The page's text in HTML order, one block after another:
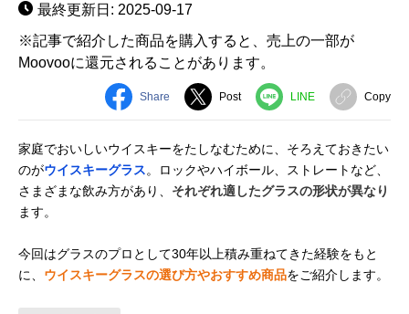
最終更新日: 2025-09-17
※記事で紹介した商品を購入すると、売上の一部が
Moovooに還元されることがあります。
Share Post LINE Copy
家庭でおいしいウイスキーをたしなむために、そろえておきたい
のがウイスキーグラス。ロックやハイボール、ストレートなど、
さまざまな飲み方があり、 それぞれ適したグラスの形状が異なり
ます。
今回はグラスのプロとして30年以上積み重ねてきた経験をもと
に、 ウイスキーグラスの選び方やおすすめ商品をご紹介します。